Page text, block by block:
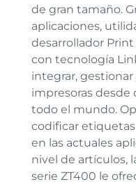
de gran tamaño.
aplicaciones,
desarrollador
con tecnología
integrar,
impresoras desde
todo el mundo.
codificar
en las actuales
nivel de artículos,
serie ZT400 le